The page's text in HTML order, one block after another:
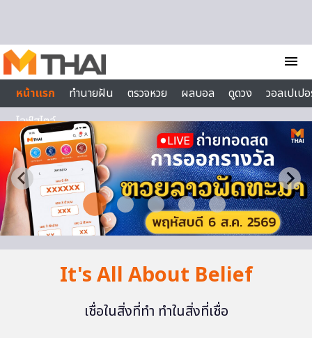
menu
หน้าแรก
ทำนายฝัน ตรวจหวย ผลบอล ดูดวง
วอลเปเป
ไลฟ์สไตล์
It's All About Belief
เชื่อในสิ่งที่ทำ ทำในสิ่งที่เชื่อ